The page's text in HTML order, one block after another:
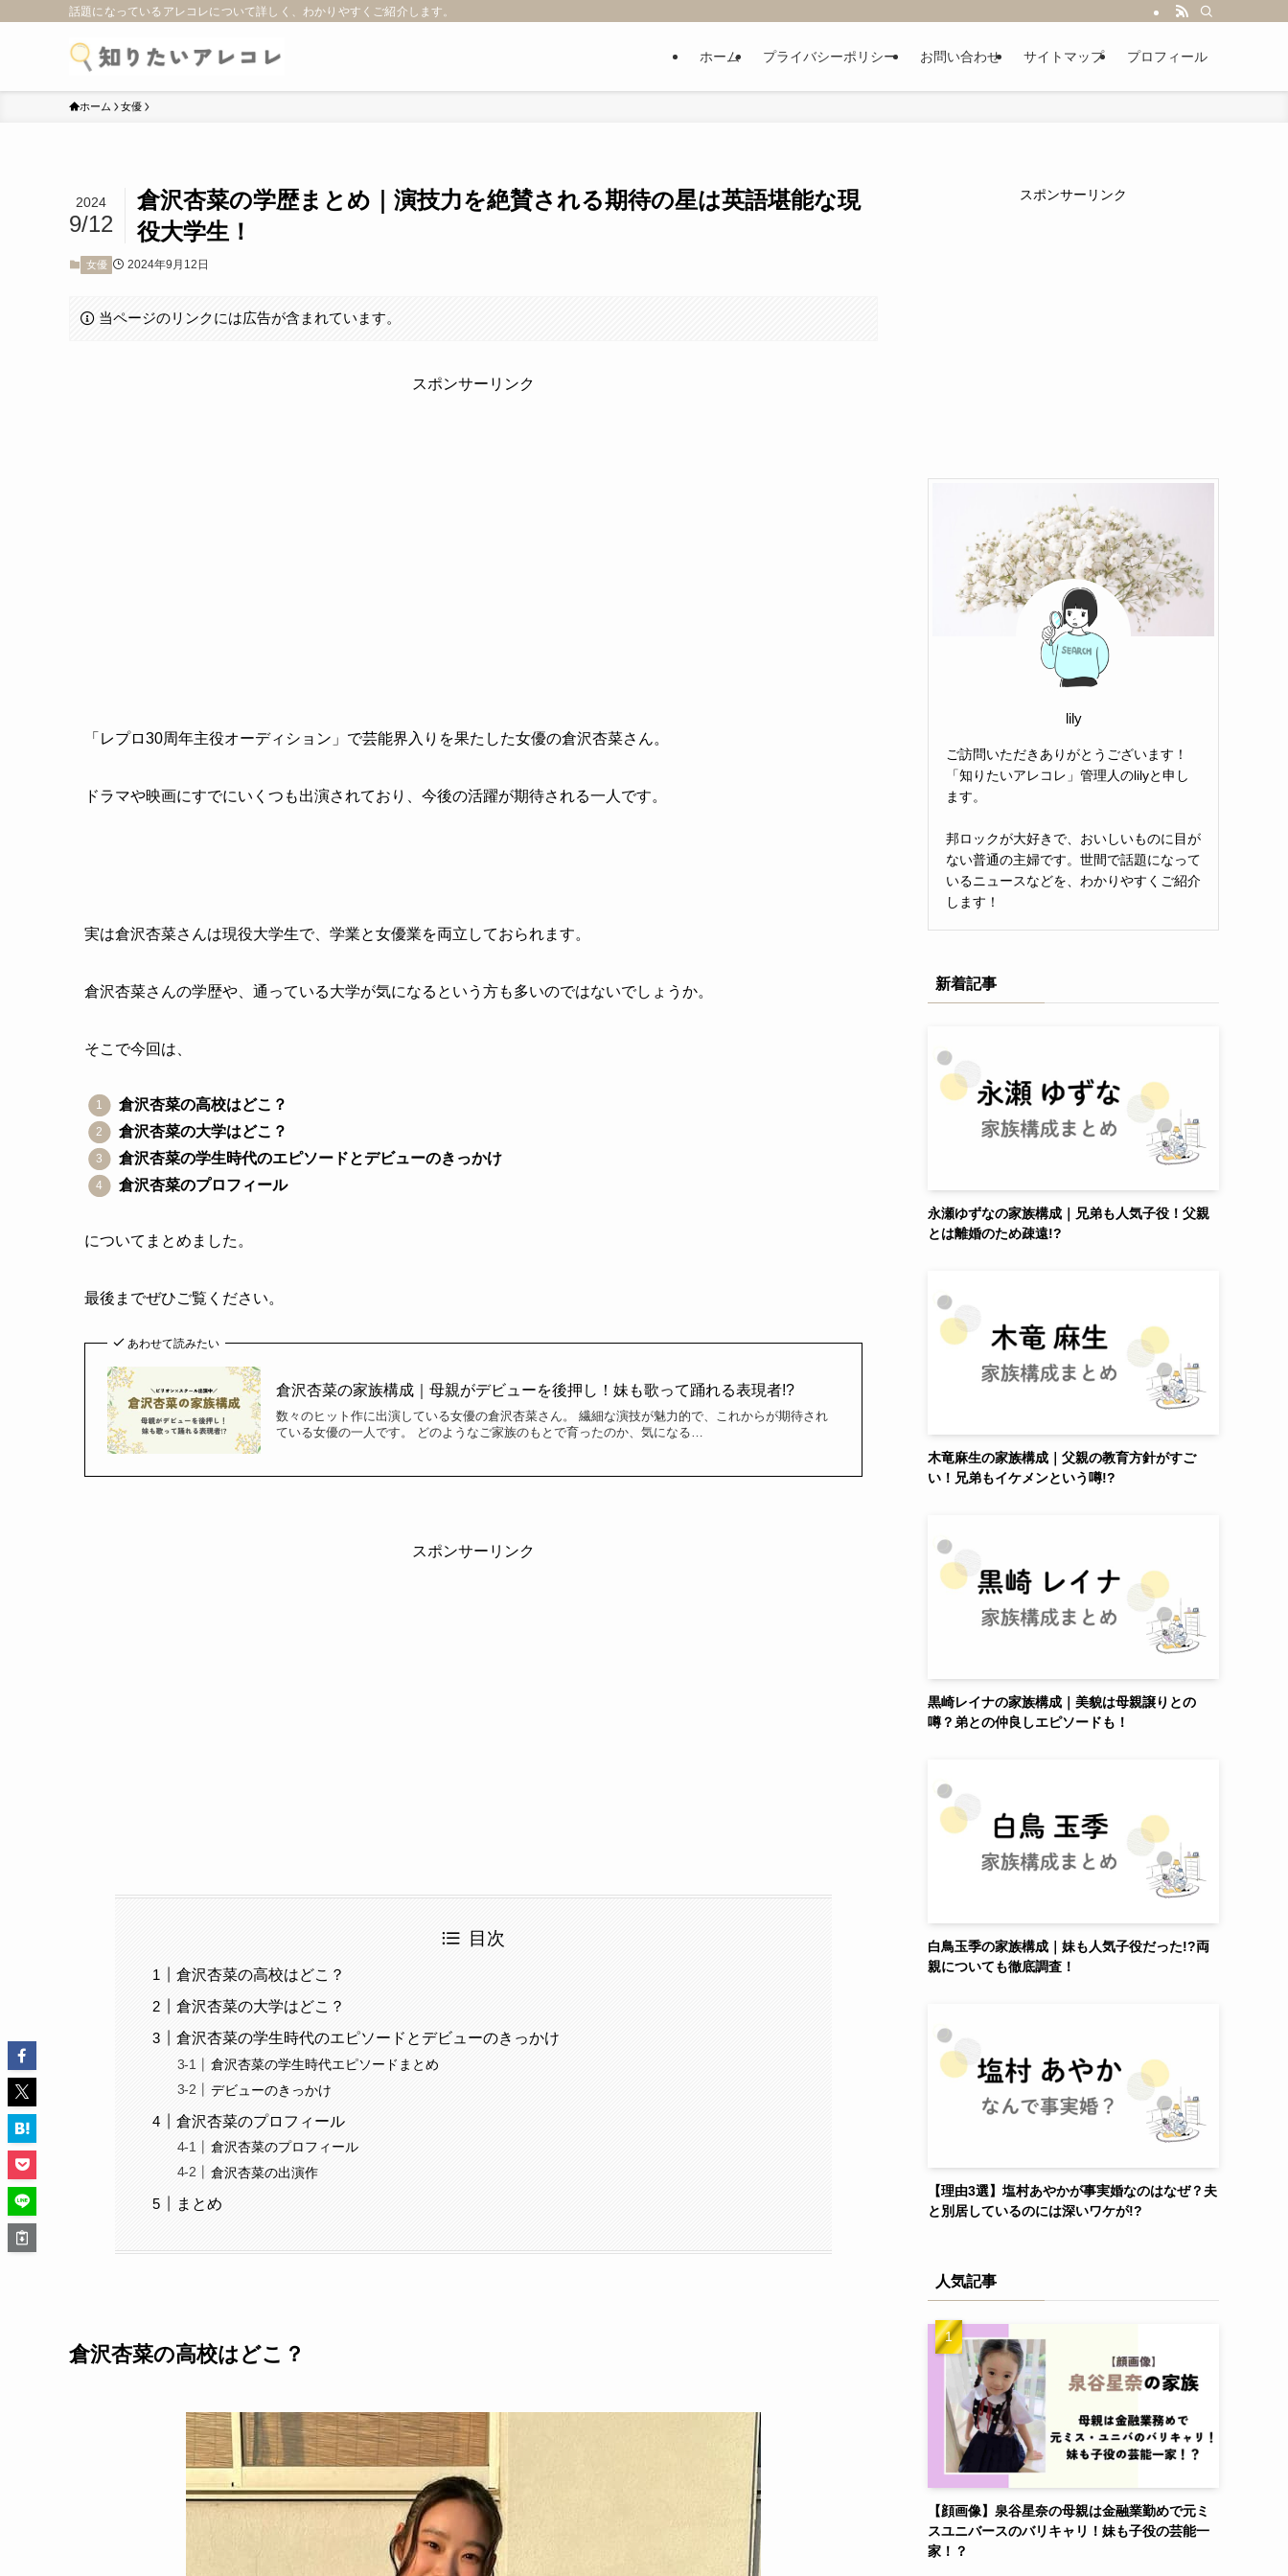
話題になっているアレコレについて詳しく、わかりやすくご紹介します。
ホーム プライバシーポリシー お問い合わせ サイトマップ プロフィール
ホーム 女優
倉沢杏菜の学歴まとめ｜演技力を絶賛される期待の星は英語堪能な現
役大学生！
2024
9/12
女優 2024年9月12日
当ページのリンクには広告が含まれています。
スポンサーリンク
「レプロ30周年主役オーディション」で芸能界入りを果たした女優の倉沢杏菜さん。
ドラマや映画にすでにいくつも出演されており、今後の活躍が期待される一人です。
実は倉沢杏菜さんは現役大学生で、学業と女優業を両立しておられます。
倉沢杏菜さんの学歴や、通っている大学が気になるという方も多いのではないでしょうか。
そこで今回は、
倉沢杏菜の高校はどこ？
倉沢杏菜の大学はどこ？
倉沢杏菜の学生時代のエピソードとデビューのきっかけ
倉沢杏菜のプロフィール
についてまとめました。
最後までぜひご覧ください。
あわせて読みたい
倉沢杏菜の家族構成｜母親がデビューを後押し！妹も歌って踊れる表現者!?
数々のヒット作に出演している女優の倉沢杏菜さん。 繊細な演技が魅力的で、これからが期待され
ている女優の一人です。 どのようなご家族のもとで育ったのか、気になる…
スポンサーリンク
目次
倉沢杏菜の高校はどこ？
倉沢杏菜の大学はどこ？
倉沢杏菜の学生時代のエピソードとデビューのきっかけ
倉沢杏菜の学生時代エピソードまとめ
デビューのきっかけ
倉沢杏菜のプロフィール
倉沢杏菜のプロフィール
倉沢杏菜の出演作
まとめ
倉沢杏菜の高校はどこ？
スポンサーリンク
lily
ご訪問いただきありがとうございます！
「知りたいアレコレ」管理人のlilyと申し
ます。
邦ロックが大好きで、おいしいものに目が
ない普通の主婦です。世間で話題になって
いるニュースなどを、わかりやすくご紹介
します！
新着記事
永瀬ゆずなの家族構成｜兄弟も人気子役！父親
とは離婚のため疎遠!?
木竜麻生の家族構成｜父親の教育方針がすご
い！兄弟もイケメンという噂!?
黒崎レイナの家族構成｜美貌は母親譲りとの
噂？弟との仲良しエピソードも！
白鳥玉季の家族構成｜妹も人気子役だった!?両
親についても徹底調査！
【理由3選】塩村あやかが事実婚なのはなぜ？夫
と別居しているのには深いワケが!?
人気記事
【顔画像】泉谷星奈の母親は金融業勤めで元ミ
スユニバースのバリキャリ！妹も子役の芸能一
家！？